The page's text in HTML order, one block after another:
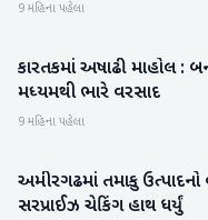
9 મહિના પહેલા
બનાસકાંઠા
કારતકમાં અષાઢી માહોલ :
મધ્યમથી ભારે વરસાદ
9 મહિના પહેલા
બનાસકાંઠા
અમીરગઢમાં તમાકુ
સરપ્રાઈઝ ચેકિંગ હાથ ધર્યું